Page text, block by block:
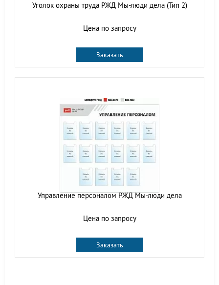
Уголок охраны труда РЖД Мы-люди дела (Тип 2)
Цена по запросу
Заказать
Управление персоналом РЖД Мы-люди дела
Цена по запросу
Заказать